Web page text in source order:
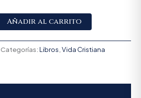
Añadir al carrito
Categorías:Libros Vida Cristiana